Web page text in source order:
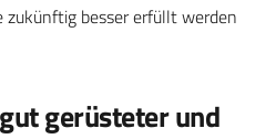
zukünftig besser erfüllt werden
gerüsteter und